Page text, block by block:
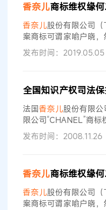
侈、独特风格和稀缺性
年，当时华为向欧盟
册其计算机硬件商标
香奈儿商标维权缘何
香奈儿股份有限公司（
案商标可谓家喻户晓
发了一起商标诉讼与行
的珠宝商铺销售的商品
院。广东省广州市海珠
院）一审认定叶某宗
香奈儿公司经济损失
发布时间：2019.05.05
全国知识产权司法
法国香奈儿股份有限
限公司“CHANEL”商
儿公司拥有“CHANEL”
原告在被告秀水市场某
品。法院经审理认为，
场进行管理及对商户
杜绝制假售假现象。
发布时间：2008.11.26
香奈儿商标维权缘何
香奈儿股份有限公司（
案商标可谓家喻户晓